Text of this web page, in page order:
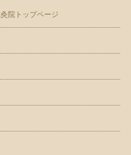
院トップページ